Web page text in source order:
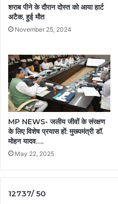
शराब पीने के दौरान दोस्त को आया हार्ट
अटैक, हुई मौत
November 25, 2024
MP NEWS- जलीय जीवों के संरक्षण
के लिए विशेष प्रयास हों: मुख्यमंत्री डॉ.
मोहन यादव….
May 22, 2025
12737/ 50